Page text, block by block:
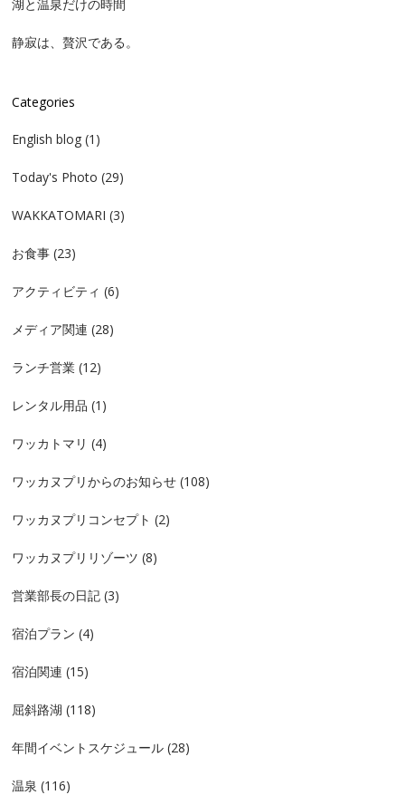
湖と温泉だけの時間
静寂は、贅沢である。
Categories
English blog (1)
Today's Photo (29)
WAKKATOMARI (3)
お食事 (23)
アクティビティ (6)
メディア関連 (28)
ランチ営業 (12)
レンタル用品 (1)
ワッカトマリ (4)
ワッカヌプリからのお知らせ (108)
ワッカヌプリコンセプト (2)
ワッカヌプリリゾーツ (8)
営業部長の日記 (3)
宿泊プラン (4)
宿泊関連 (15)
屈斜路湖 (118)
年間イベントスケジュール (28)
温泉 (116)